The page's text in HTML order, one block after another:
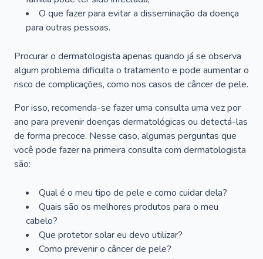
O que fazer para evitar a disseminação da doença
para outras pessoas.
Procurar o dermatologista apenas quando já se observa
algum problema dificulta o tratamento e pode aumentar o
risco de complicações, como nos casos de câncer de pele.
Por isso, recomenda-se fazer uma consulta uma vez por
ano para prevenir doenças dermatológicas ou detectá-las
de forma precoce. Nesse caso, algumas perguntas que
você pode fazer na primeira consulta com dermatologista
são:
Qual é o meu tipo de pele e como cuidar dela?
Quais são os melhores produtos para o meu
cabelo?
Que protetor solar eu devo utilizar?
Como prevenir o câncer de pele?